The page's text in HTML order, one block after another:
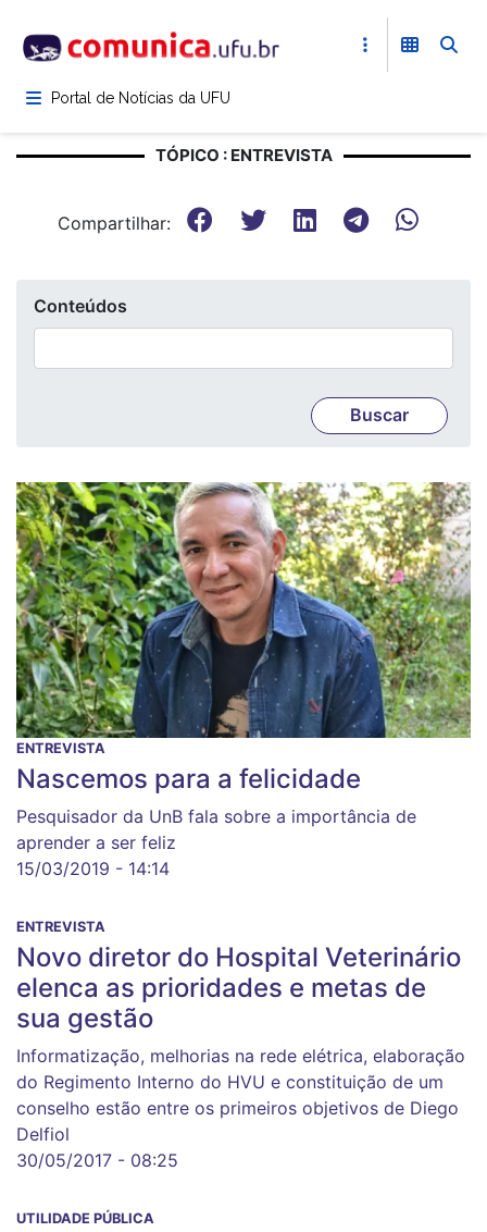
para
conteúdoPortal de Notícias da UFU
TÓPICO : ENTREVISTA
Compartilhar:
Conteúdos
ENTREVISTA
Nascemos para a felicidade
Pesquisador da UnB fala sobre a importância de
aprender a ser feliz
15/03/2019 - 14:14
ENTREVISTA
Novo diretor do Hospital Veterinário
elenca as prioridades e metas de
sua gestão
Informatização, melhorias na rede elétrica, elaboração
do Regimento Interno do HVU e constituição de um
conselho estão entre os primeiros objetivos de Diego
Delfiol
30/05/2017 - 08:25
UTILIDADE PÚBLICA